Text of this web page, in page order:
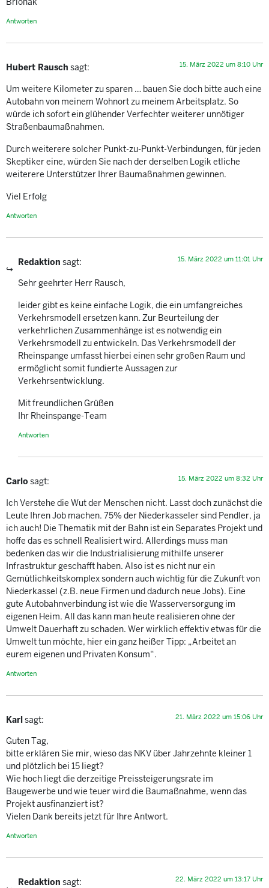
Antworten
Hubert Rausch sagt: 15. März 2022 um 8:10 Uhr
Um weitere Kilometer zu sparen … bauen Sie doch bitte auch eine
Autobahn von meinem Wohnort zu meinem Arbeitsplatz. So
würde ich sofort ein glühender Verfechter weiterer unnötiger
Straßenbaumaßnahmen.
Durch weiterere solcher Punkt-zu-Punkt-Verbindungen, für jeden
Skeptiker eine, würden Sie nach der derselben Logik etliche
weiterere Unterstützer Ihrer Baumaßnahmen gewinnen.
Viel Erfolg
Antworten
Redaktion sagt: 15. März 2022 um 11:01 Uhr
Sehr geehrter Herr Rausch,
leider gibt es keine einfache Logik, die ein umfangreiches
Verkehrsmodell ersetzen kann. Zur Beurteilung der
verkehrlichen Zusammenhänge ist es notwendig ein
Verkehrsmodell zu entwickeln. Das Verkehrsmodell der
Rheinspange umfasst hierbei einen sehr großen Raum und
ermöglicht somit fundierte Aussagen zur
Verkehrsentwicklung.
Mit freundlichen Grüßen
Ihr Rheinspange-Team
Antworten
Carlo sagt: 15. März 2022 um 8:32 Uhr
Ich Verstehe die Wut der Menschen nicht. Lasst doch zunächst die
Leute Ihren Job machen. 75% der Niederkasseler sind Pendler, ja
ich auch! Die Thematik mit der Bahn ist ein Separates Projekt und
hoffe das es schnell Realisiert wird. Allerdings muss man
bedenken das wir die Industrialisierung mithilfe unserer
Infrastruktur geschafft haben. Also ist es nicht nur ein
Gemütlichkeitskomplex sondern auch wichtig für die Zukunft von
Niederkassel (z.B. neue Firmen und dadurch neue Jobs). Eine
gute Autobahnverbindung ist wie die Wasserversorgung im
eigenen Heim. All das kann man heute realisieren ohne der
Umwelt Dauerhaft zu schaden. Wer wirklich effektiv etwas für die
Umwelt tun möchte, hier ein ganz heißer Tipp: „Arbeitet an
eurem eigenen und Privaten Konsum“.
Antworten
Karlsagt: 21. März 2022 um 15:06 Uhr
Guten Tag,
bitte erklären Sie mir, wieso das NKV über Jahrzehnte kleiner 1
und plötzlich bei 15 liegt?
Wie hoch liegt die derzeitige Preissteigerungsrate im
Baugewerbe und wie teuer wird die Baumaßnahme, wenn das
Projekt ausfinanziert ist?
Vielen Dank bereits jetzt für Ihre Antwort.
Antworten
Redaktion sagt: 22. März 2022 um 13:17 Uhr